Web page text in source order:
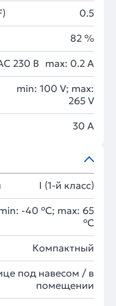
0.5
82 %
230 В max: 0.2 A
min: 100 V; max:
265 V
30 A
I (1-й класс)
-40 °C; max: 65
°C
Компактный
под навесом / в
помещении